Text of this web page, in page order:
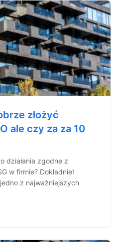
złożyć
ale czy za za 10
działania zgodne z
w firmie? Dokładnie!
z najważniejszych